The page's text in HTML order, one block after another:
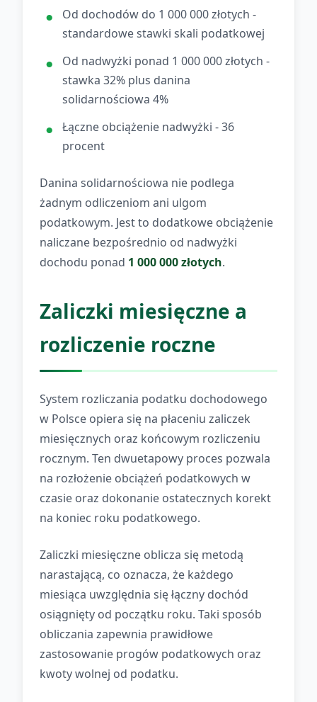
Od dochodów do 1 000 000 złotych -
standardowe stawki skali podatkowej
Od nadwyżki ponad 1 000 000 złotych -
stawka 32% plus danina
solidarnościowa 4%
Łączne obciążenie nadwyżki - 36
procent
Danina solidarnościowa nie podlega
żadnym odliczeniom ani ulgom
podatkowym. Jest to dodatkowe obciążenie
naliczane bezpośrednio od nadwyżki
dochodu ponad 1 000 000 złotych.
Zaliczki miesięczne a
rozliczenie roczne
System rozliczania podatku dochodowego
w Polsce opiera się na płaceniu zaliczek
miesięcznych oraz końcowym rozliczeniu
rocznym. Ten dwuetapowy proces pozwala
na rozłożenie obciążeń podatkowych w
czasie oraz dokonanie ostatecznych korekt
na koniec roku podatkowego.
Zaliczki miesięczne oblicza się metodą
narastającą, co oznacza, że każdego
miesiąca uwzględnia się łączny dochód
osiągnięty od początku roku. Taki sposób
obliczania zapewnia prawidłowe
zastosowanie progów podatkowych oraz
kwoty wolnej od podatku.